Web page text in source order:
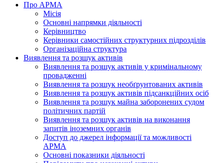
Про АРМА
Місія
Основні напрямки діяльності
Керівництво
Керівники самостійних структурних підрозділів
Організаційна структура
Виявлення та розшук активів
Виявлення та розшук активів у кримінальному
провадженні
Виявлення та розшук необґрунтованих активів
Виявлення та розшук активів підсанкційних осіб
Виявлення та розшук майна заборонених судом
політичних партій
Виявлення та розшук активів на виконання
запитів іноземних органів
Доступ до джерел інформації та можливості
АРМА
Основні показники діяльності